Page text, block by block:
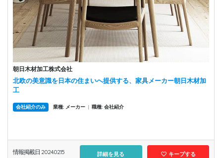
朝日木材加工株式会社
北欧の美意識を日本の住まいへ提供する、家具メーカー朝日木材加
工
会社紹介のみ 業種: メーカー | 職種: 会社紹介
情報掲載日 2024.02.15 詳細を見る キープする